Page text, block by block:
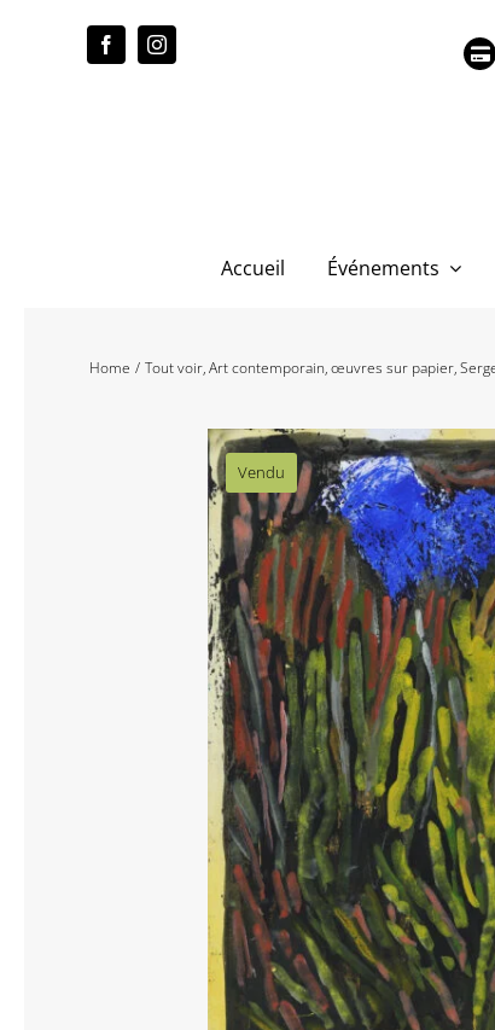
Accueil Événements
Home Tout voir Art contemporain œuvres sur papier
Vendu